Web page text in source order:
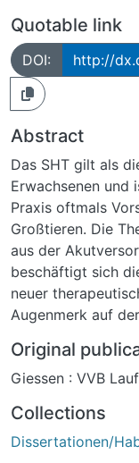
Quotable link
DOI: http://
Abstract
Das SHT gilt als
Erwachsenen und
Praxis oftmals
Großtieren. Die
aus der
beschäftigt sich
neuer
Augenmerk auf
dieser Arbeit. Er
vermehrt in
Neurotrophinen
Neurotrophine
Original
Giessen : VVB
Collections
Dissertationen/